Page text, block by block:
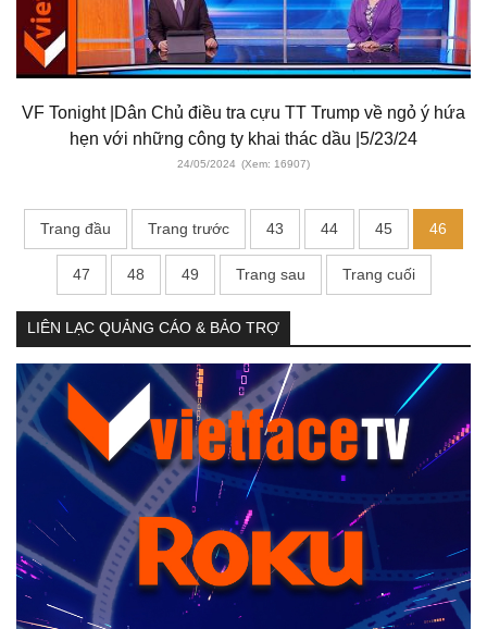
VF Tonight |Dân Chủ điều tra cựu TT Trump về ngỏ ý hứa
hẹn với những công ty khai thác dầu |5/23/24
24/05/2024 (Xem: 16907)
Trang đầu Trang trước 43 44 45 46
47 48 49 Trang sau Trang cuối
LIÊN LẠC QUẢNG CÁO & BẢO TRỢ